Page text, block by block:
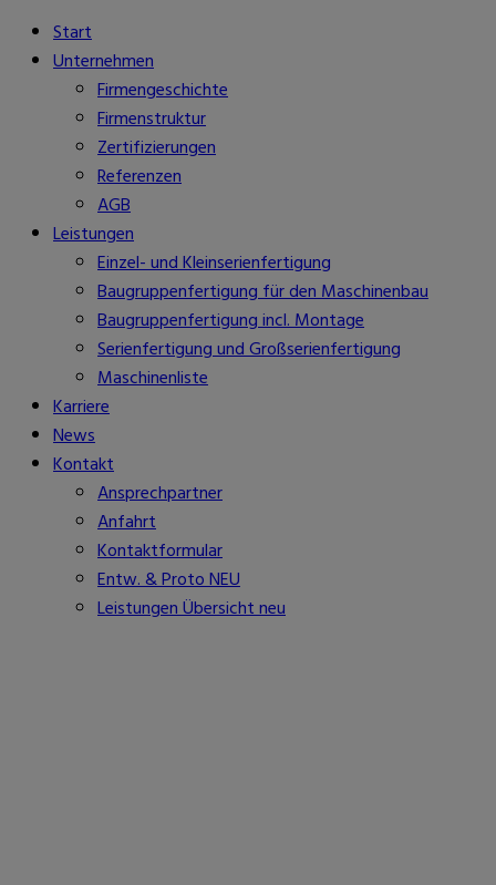
Start
Unternehmen
Firmengeschichte
Firmenstruktur
Zertifizierungen
Referenzen
AGB
Leistungen
Einzel- und Kleinserienfertigung
Baugruppenfertigung für den Maschinenbau
Baugruppenfertigung incl. Montage
Serienfertigung und Großserienfertigung
Maschinenliste
Karriere
News
Kontakt
Ansprechpartner
Anfahrt
Kontaktformular
Entw. & Proto NEU
Leistungen Übersicht neu